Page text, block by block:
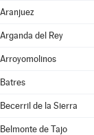
Aranjuez
Arganda del Rey
Arroyomolinos
Batres
Becerril de la Sierra
Belmonte de Tajo